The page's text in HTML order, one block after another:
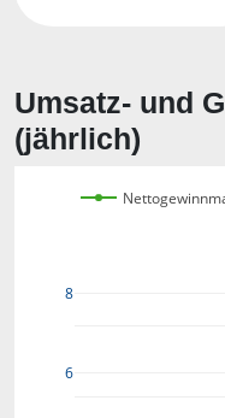
Umsatz- und
(jährlich)
6
8